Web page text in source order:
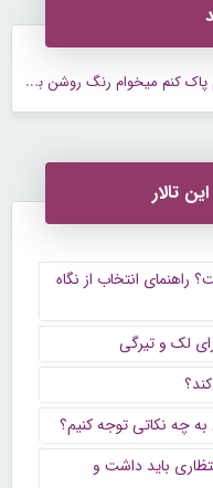
چ
طوری رنگ مو بادمجونی رو تو خونه از سرم پاک کنم میخوام رنگ روشن بزنم های لایت روشن بزنم روش
تالار
انتخاب از نگاه
لک و تیرگی
چه نکاتی توجه کنیم؟
باید داشت و